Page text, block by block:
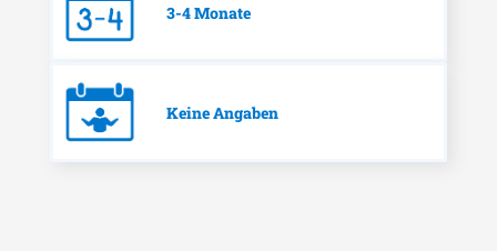
3-4 Monate
Keine Angaben